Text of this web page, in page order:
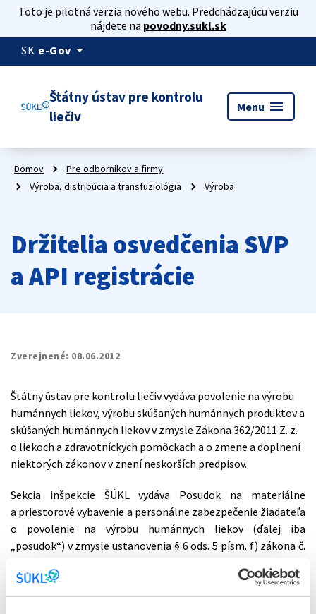
Toto je pilotná verzia nového webu. Predchádzajúcu verziu
nájdete na povodny.sukl.sk
SK e-Gov arrow_drop_down
Štátny ústav pre kontrolu
liečiv
Menu menu
Domov
Pre odborníkov a firmy
Výroba, distribúcia a transfuziológia
Výroba
Držitelia osvedčenia SVP
a API registrácie
Zverejnené: 08.06.2012
Štátny ústav pre kontrolu liečiv vydáva povolenie na výrobu
humánnych liekov, výrobu skúšaných humánnych produktov a
skúšaných humánnych liekov v zmysle Zákona 362/2011 Z. z.
o liekoch a zdravotníckych pomôckach a o zmene a doplnení
niektorých zákonov v znení neskorších predpisov.
Sekcia inšpekcie ŠÚKL vydáva Posudok na materiálne
a priestorové vybavenie a personálne zabezpečenie žiadateľa
o povolenie na výrobu humánnych liekov (ďalej iba
„posudok“) v zmysle ustanovenia § 6 ods. 5 písm. f) zákona č.
prílohou žiadosti o vydanie Povolenia na výrobu humánnych
liekov. Ďalšie náležitosti žiadosti o vydanie povolenia na